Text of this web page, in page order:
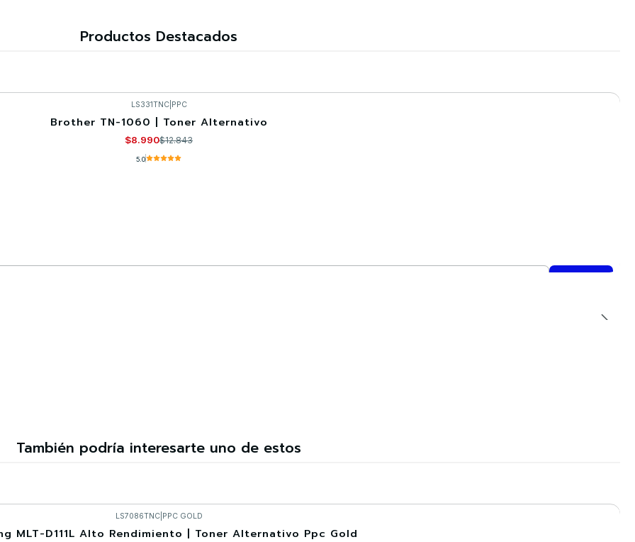
Productos Destacados
LS331TNC| PPC
Brother TN-1060 | Toner Alternativo
$8.990$12.843
5.0
También podría interesarte uno de estos
LS7086TNC| PPC GOLD
MLT-D111L Alto Rendimiento | Toner Alternativo Ppc Gold